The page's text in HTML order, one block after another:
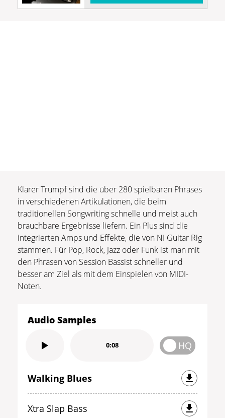
Klarer Trumpf sind die über 280 spielbaren Phrases
in verschiedenen Artikulationen, die beim
traditionellen Songwriting schnelle und meist auch
brauchbare Ergebnisse liefern. Ein Plus sind die
integrierten Amps und Effekte, die von NI Guitar Rig
stammen. Für Pop, Rock, Jazz oder Funk ist man mit
den Phrasen von Session Bassist schneller und
besser am Ziel als mit dem Einspielen von MIDI-
Noten.
Audio Samples
0:08 HQ
Walking Blues
Xtra Slap Bass